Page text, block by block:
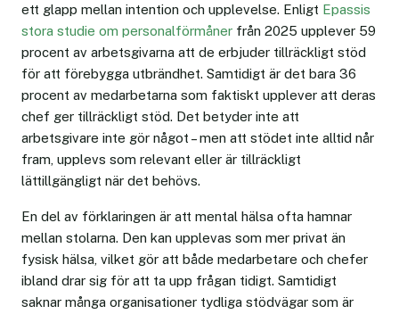
ett glapp mellan intention och upplevelse. Enligt Epassis
stora studie om personalförmåner från 2025 upplever 59
procent av arbetsgivarna att de erbjuder tillräckligt stöd
för att förebygga utbrändhet. Samtidigt är det bara 36
procent av medarbetarna som faktiskt upplever att deras
chef ger tillräckligt stöd. Det betyder inte att
arbetsgivare inte gör något – men att stödet inte alltid når
fram, upplevs som relevant eller är tillräckligt
lättillgängligt när det behövs.
En del av förklaringen är att mental hälsa ofta hamnar
mellan stolarna. Den kan upplevas som mer privat än
fysisk hälsa, vilket gör att både medarbetare och chefer
ibland drar sig för att ta upp frågan tidigt. Samtidigt
saknar många organisationer tydliga stödvägar som är